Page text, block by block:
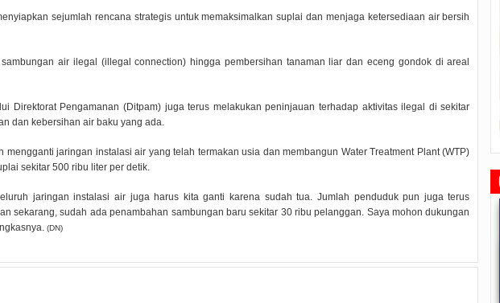
sejumlah rencana strategis untuk memaksimalkan suplai dan menjaga ketersediaan air bersih
air ilegal (illegal connection) hingga pembersihan tanaman liar dan eceng gondok di areal
Direktorat Pengamanan (Ditpam) juga terus melakukan peninjauan terhadap aktivitas ilegal di sekitar
dan kebersihan air baku yang ada.
mengganti jaringan instalasi air yang telah termakan usia dan membangun Water Treatment Plant (WTP)
sekitar 500 ribu liter per detik.
jaringan instalasi air juga harus kita ganti karena sudah tua. Jumlah penduduk pun juga terus
sekarang, sudah ada penambahan sambungan baru sekitar 30 ribu pelanggan. Saya mohon dukungan
(DN)